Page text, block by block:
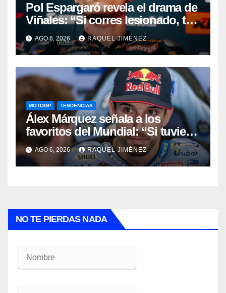
Pol Espargaró revela el drama de
Viñales: “Si corres lesionado, te
juzgan; si no corres,
desapareces”
AGO 6, 2026 RAQUEL JIMÉNEZ
MOTOGP TENDENCIAS
Álex Márquez señala a los
favoritos del Mundial: “Si tuviera
que apostar mi dinero, ya sabéis
por quién sería”
AGO 6, 2026 RAQUEL JIMÉNEZ
NO TE PIERDAS NADA